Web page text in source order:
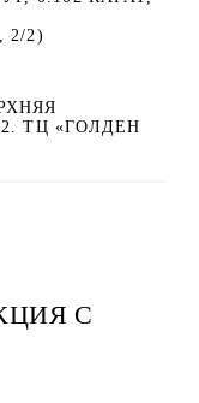
2/2)
ТЦ «ГОЛДЕН
С